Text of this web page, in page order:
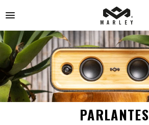

PARLANTES